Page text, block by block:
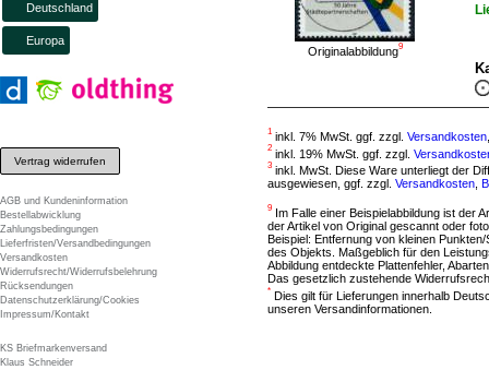
Deutschland
Europa
Vertrag widerrufen
AGB und Kundeninformation
Bestellabwicklung
Zahlungsbedingungen
Lieferfristen/Versandbedingungen
Versandkosten
Widerrufsrecht/Widerrufsbelehrung
Rücksendungen
Datenschutzerklärung/Cookies
Impressum/Kontakt
KS Briefmarkenversand
Klaus Schneider
Originalabbildung9
1 inkl. 7% MwSt. ggf. zzgl. Versandkosten
2 inkl. 19% MwSt. ggf. zzgl.
3 inkl. MwSt. Diese Ware unterliegt der
ausgewiesen, ggf. zzgl. Versandkosten
9
Im Falle einer Beispielabbildung ist der
der Artikel von Original gescannt oder
Beispiel: Entfernung von kleinen
des Objekts. Maßgeblich für den
Abbildung entdeckte Plattenfehler,
Das gesetzlich zustehende
* Dies gilt für Lieferungen innerhalb
unseren Versandinformationen.